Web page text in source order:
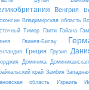
Венгрия
Владимирская область
Тимор
Гаити Гайана
Гвинея-Бисау
Греция Грузия
Доминика
край Замбия
область
Израиль